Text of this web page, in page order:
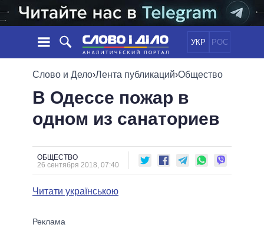
УКР РОС
НОВОСТИ
ЛЕНТА
СОБЫТИЯ
МНЕНИЯ
ОБЗОРЫ
ДАЙДЖЕСТЫ
ПОЛИТИКА
ЭКОНОМИКА
ОБЕЩАНИЯ
ПОЛИТИКИ
ВСЕ ПОЛИТИКИ
ПРЕЗИДЕНТ И ОФИС
ВЕРХОВНАЯ РАДА
ГЛАВЫ ОБЛАДМИНИСТРАЦИЙ
ИНФОГРАФИКА
ВИДЕО
Слово и Дело›Лента публикаций›Общество
В Одессе пожар в
одном из санаториев
ОБЩЕСТВО
26 сентября 2018, 07:40
Читати українською